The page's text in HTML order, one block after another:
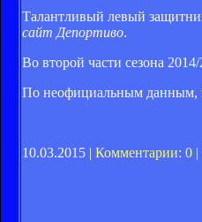
Талантливый левый
сайт Депортиво.
Во второй части сезона
По неофициальным данным,
10.03.2015 | Комментарии: 0